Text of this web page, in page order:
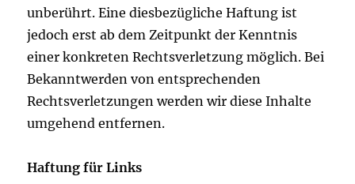
unberührt. Eine diesbezügliche Haftung ist
jedoch erst ab dem Zeitpunkt der Kenntnis
einer konkreten Rechtsverletzung möglich. Bei
Bekanntwerden von entsprechenden
Rechtsverletzungen werden wir diese Inhalte
umgehend entfernen.
Haftung für Links